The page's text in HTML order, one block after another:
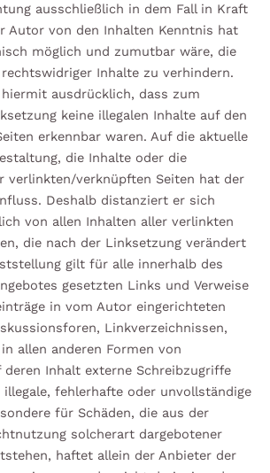
ausschließlich in dem Fall in Kraft
Autor von den Inhalten Kenntnis hat
möglich und zumutbar wäre, die
Inhalte zu verhindern.
ausdrücklich, dass zum
keine illegalen Inhalte auf den
erkennbar waren. Auf die aktuelle
die Inhalte oder die
verlinkten/verknüpften Seiten hat der
Deshalb distanziert er sich
von allen Inhalten aller verlinkten
die nach der Linksetzung verändert
gilt für alle innerhalb des
gesetzten Links und Verweise
in vom Autor eingerichteten
Linkverzeichnissen,
allen anderen Formen von
deren Inhalt externe Schreibzugriffe
fehlerhafte oder unvollständige
für Schäden, die aus der
solcherart dargebotener
haftet allein der Anbieter der